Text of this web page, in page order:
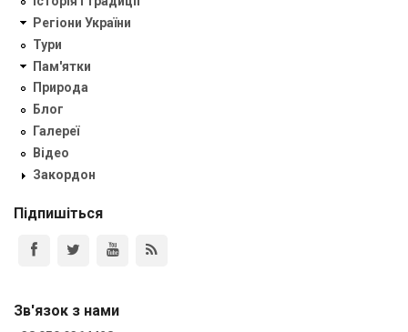
Регіони України
Тури
Пам'ятки
Природа
Блог
Галереї
Відео
Закордон
Підпишіться
Зв'язок з нами